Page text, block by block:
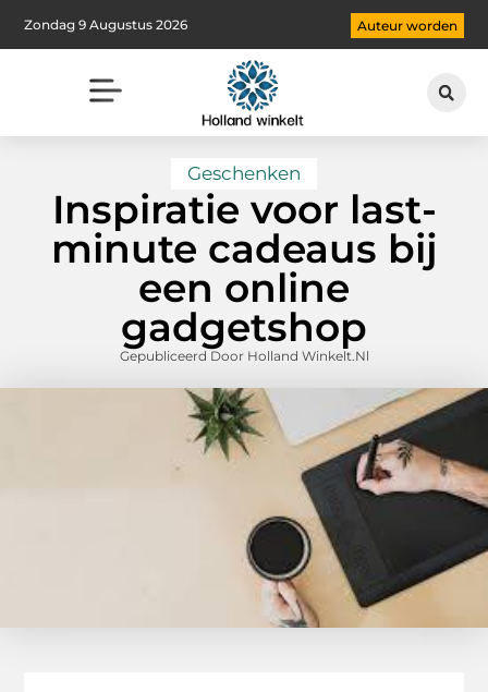
Zondag 9 Augustus 2026 Auteur worden
Geschenken
Inspiratie voor last-
minute cadeaus bij
een online
gadgetshop
Gepubliceerd Door Holland Winkelt.nl